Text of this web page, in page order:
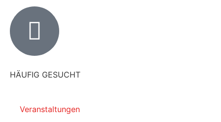
HÄUFIG GESUCHT
Veranstaltungen